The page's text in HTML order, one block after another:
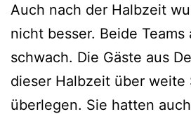
Auch nach der Halbzeit
nicht besser. Beide Teams
schwach. Die Gäste aus
dieser Halbzeit über weite
überlegen. Sie hatten